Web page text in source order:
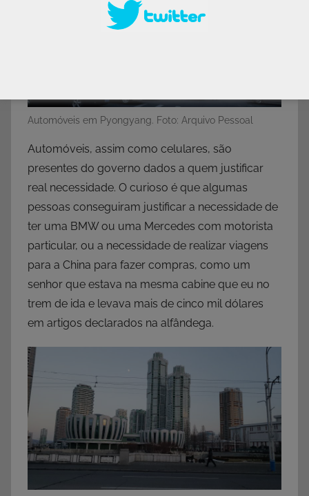
Automóveis em Pyongyang. Foto: Arquivo Pessoal
Automóveis, assim como celulares, são
presentes do governo dados a quem justificar
real necessidade. O curioso é que algumas
pessoas conseguiram justificar a necessidade de
ter uma BMW ou uma Mercedes com motorista
particular, ou a necessidade de realizar viagens
para a China para fazer compras, como um
senhor que estava na mesma cabine que eu no
trem de ida e levava mais de cinco mil dólares
em artigos declarados na alfândega.